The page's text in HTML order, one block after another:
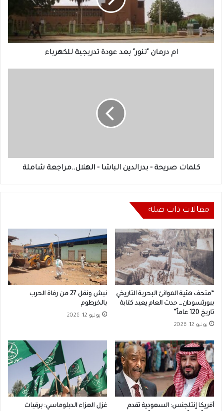
للكهرباء
ام درمان "تنور" بعد عودة تدريجية للكهرباء
كلمات صريحة - بدرالدين الباشا - الهلال..مراجعة شاملة
مقالات ذات صلة
“متحف هئية الموانئ البحرية التاريخي
ببورتسودان… حدث العام يعيد كتابة
تاريخ 120 عاماً”
يوليو 12, 2026
نبش ونقل 27 من رفاة الحرب
بالخرطوم
يوليو 12, 2026
أفريكا إنتلجنس: السعودية تقدم
غزل العزاء الدبلوماسي: برقيات